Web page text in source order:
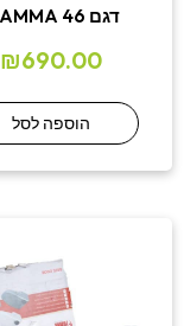
דגם 46 FIAMMA
₪690.00
הוספה לסל